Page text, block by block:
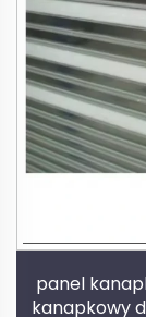
panel
kanapkowy